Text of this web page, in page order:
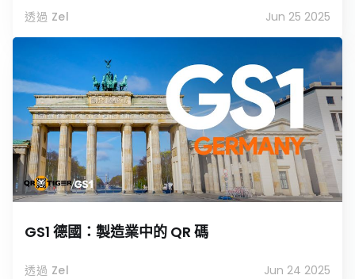
透過 Zel Jun 25 2025
GS1 德國：製造業中的 QR 碼
透過 Zel Jun 24 2025